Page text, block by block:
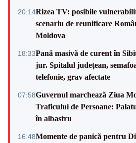
20:14Rizea TV: posibile
scenariu de reunificare
Moldova
18:33Pană masivă de curent în
jur. Spitalul județean,
telefonie, grav afectate
07:58Guvernul marchează Ziua
Traficului de Persoane:
în albastru
16:48Momente de panică pentru